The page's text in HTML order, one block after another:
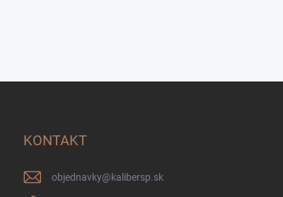
KONTAKT
objednavky@kalibersp.sk